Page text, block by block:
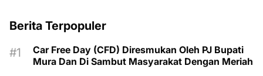
Berita Terpopuler
Car Free Day (CFD) Diresmukan Oleh PJ Bupati
Mura Dan Di Sambut Masyarakat Dengan Meriah